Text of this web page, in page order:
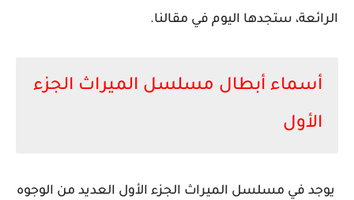
الرائعة، ستجدها اليوم في مقالنا.
أسماء أبطال مسلسل الميراث الجزء
الأول
يوجد في مسلسل الميراث الجزء الأول العديد من الوجوه